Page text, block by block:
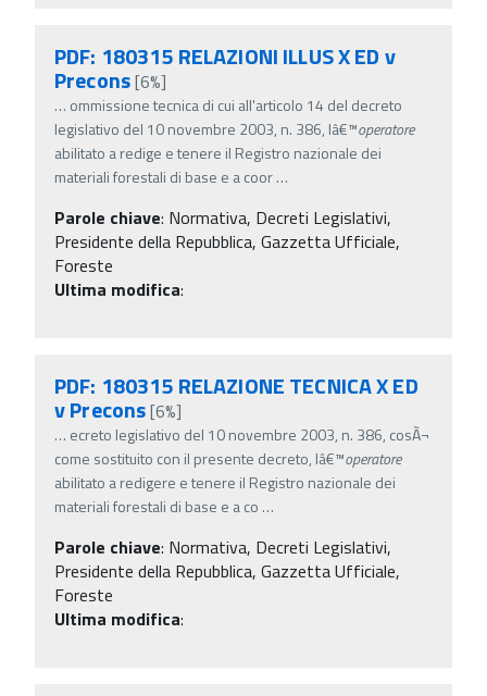
PDF: 180315 RELAZIONI ILLUS X ED v
Precons[6%]
… ommissione tecnica di cui all'articolo 14 del decreto
legislativo del 10 novembre 2003, n. 386, lâ€™operatore
abilitato a redige e tenere il Registro nazionale dei
materiali forestali di base e a coor…
Parole chiave: Normativa, Decreti Legislativi,
Presidente della Repubblica, Gazzetta Ufficiale,
Foreste
Ultima modifica:
PDF: 180315 RELAZIONE TECNICA X ED
v Precons[6%]
… ecreto legislativo del 10 novembre 2003, n. 386, cosÃ¬
come sostituito con il presente decreto, lâ€™operatore
abilitato a redigere e tenere il Registro nazionale dei
materiali forestali di base e a co …
Parole chiave: Normativa, Decreti Legislativi,
Presidente della Repubblica, Gazzetta Ufficiale,
Foreste
Ultima modifica: